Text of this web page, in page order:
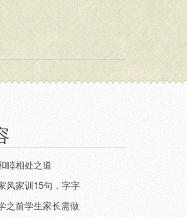
睦相处之道
风家训15句，字字
之前学生家长需做